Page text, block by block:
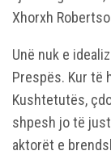
Xhorxh
Unë nuk e
Prespës. Kur të
Kushtetutës,
shpesh jo të
aktorët e